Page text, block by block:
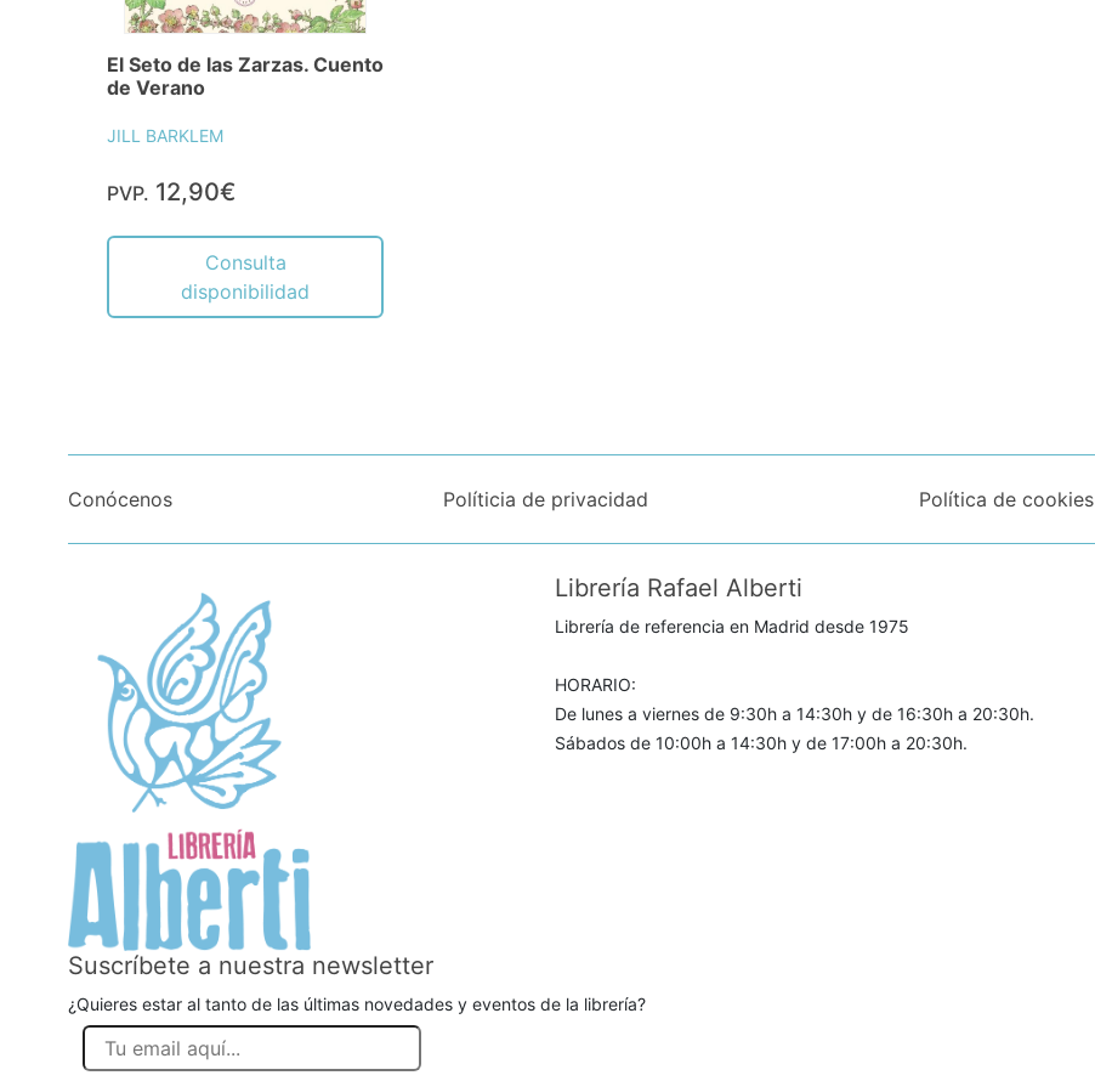
El Seto de las Zarzas. Cuento
de Verano
JILL BARKLEM
PVP. 12,90€
Consulta
disponibilidad
Conócenos Políticia de privacidad Política de cookies
Librería Rafael Alberti
Librería de referencia en Madrid desde 1975
HORARIO:
De lunes a viernes de 9:30h a 14:30h y de 16:30h a 20:30h.
Sábados de 10:00h a 14:30h y de 17:00h a 20:30h.
Suscríbete a nuestra newsletter
¿Quieres estar al tanto de las últimas novedades y eventos de la librería?